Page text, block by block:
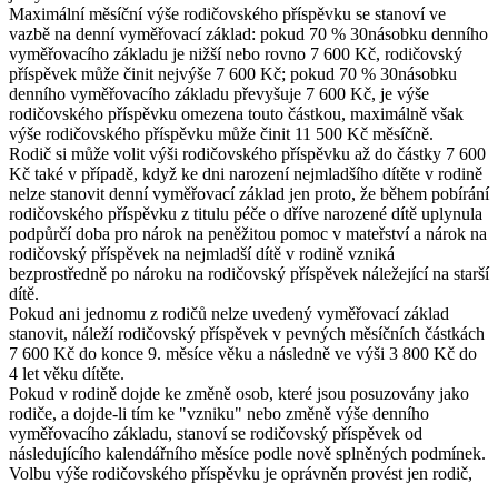
Maximální měsíční výše rodičovského příspěvku se stanoví ve
vazbě na denní vyměřovací základ: pokud 70 % 30násobku denního
vyměřovacího základu je nižší nebo rovno 7 600 Kč, rodičovský
příspěvek může činit nejvýše 7 600 Kč; pokud 70 % 30násobku
denního vyměřovacího základu převyšuje 7 600 Kč, je výše
rodičovského příspěvku omezena touto částkou, maximálně však
výše rodičovského příspěvku může činit 11 500 Kč měsíčně.
Rodič si může volit výši rodičovského příspěvku až do částky 7 600
Kč také v případě, když ke dni narození nejmladšího dítěte v rodině
nelze stanovit denní vyměřovací základ jen proto, že během pobírání
rodičovského příspěvku z titulu péče o dříve narozené dítě uplynula
podpůrčí doba pro nárok na peněžitou pomoc v mateřství a nárok na
rodičovský příspěvek na nejmladší dítě v rodině vzniká
bezprostředně po nároku na rodičovský příspěvek náležející na starší
dítě.
Pokud ani jednomu z rodičů nelze uvedený vyměřovací základ
stanovit, náleží rodičovský příspěvek v pevných měsíčních částkách
7 600 Kč do konce 9. měsíce věku a následně ve výši 3 800 Kč do
4 let věku dítěte.
Pokud v rodině dojde ke změně osob, které jsou posuzovány jako
rodiče, a dojde-li tím ke "vzniku" nebo změně výše denního
vyměřovacího základu, stanoví se rodičovský příspěvek od
následujícího kalendářního měsíce podle nově splněných podmínek.
Volbu výše rodičovského příspěvku je oprávněn provést jen rodič,